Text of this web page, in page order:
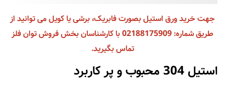
جهت خرید ورق استیل بصورت فابریک، برشی یا کویل می توانید از
طریق شماره: 02188175909 با کارشناسان بخش فروش توان فلز
تماس بگیرید.
استیل 304 محبوب و پر کاربرد